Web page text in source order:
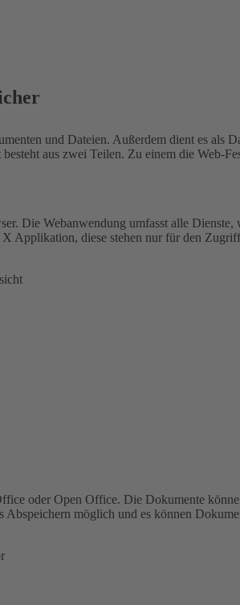
und Dateien. Außerdem dient es als
aus zwei Teilen. Zu einem die Web-
Die Webanwendung umfasst alle
Applikation, diese stehen nur für den
oder Open Office. Die Dokumente
möglich und es können